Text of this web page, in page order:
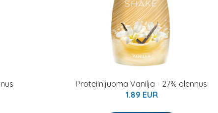
Proteiinijuoma Vanilja - 27% alennus
1.89 EUR